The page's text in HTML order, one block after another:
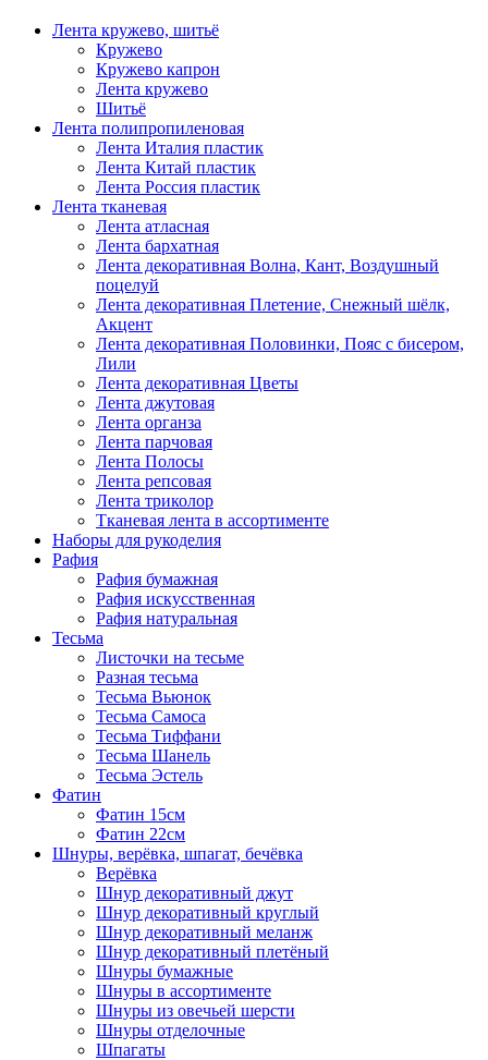
Лента кружево, шитьё
Кружево
Кружево капрон
Лента кружево
Шитьё
Лента полипропиленовая
Лента Италия пластик
Лента Китай пластик
Лента Россия пластик
Лента тканевая
Лента атласная
Лента бархатная
Лента декоративная Волна, Кант, Воздушный
поцелуй
Лента декоративная Плетение, Снежный шёлк,
Акцент
Лента декоративная Половинки, Пояс с бисером,
Лили
Лента декоративная Цветы
Лента джутовая
Лента органза
Лента парчовая
Лента Полосы
Лента репсовая
Лента триколор
Тканевая лента в ассортименте
Наборы для рукоделия
Рафия
Рафия бумажная
Рафия искусственная
Рафия натуральная
Тесьма
Листочки на тесьме
Разная тесьма
Тесьма Вьюнок
Тесьма Самоса
Тесьма Тиффани
Тесьма Шанель
Тесьма Эстель
Фатин
Фатин 15см
Фатин 22см
Шнуры, верёвка, шпагат, бечёвка
Верёвка
Шнур декоративный джут
Шнур декоративный круглый
Шнур декоративный меланж
Шнур декоративный плетёный
Шнуры бумажные
Шнуры в ассортименте
Шнуры из овечьей шерсти
Шнуры отделочные
Шпагаты